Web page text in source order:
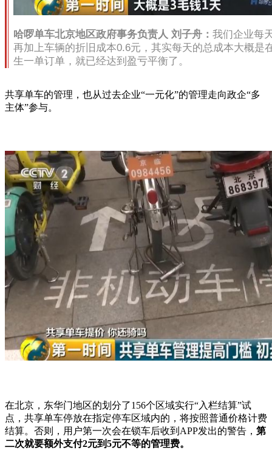
哈啰单车北京地区政府事务负责人 刘子舟： 我们企业每
再加上车辆的折旧成本0.6元，其实每天的总成本大概是
生一单订单，就已经达到盈亏平衡了。
共享单车的管理，也从过去企业“一元化”的管理走向政企“多
主体”参与。
在北京，东华门地区的划分了156个区域实行“入栏结算”试
点，共享单车停放在指定停车区域内的，将按照普通价格计费
结算。否则，用户第一次会在锁车后收到APP发出的警告， 第
二次就要额外支付2元到5元不等的管理费。